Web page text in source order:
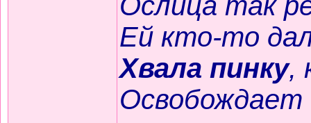
Ей кто-то
Хвала пинку,
Освобождает